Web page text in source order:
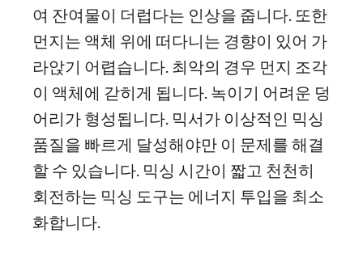
여 잔여물이 더럽다는 인상을 줍니다. 또한
먼지는 액체 위에 떠다니는 경향이 있어 가
라앉기 어렵습니다. 최악의 경우 먼지 조각
이 액체에 갇히게 됩니다. 녹이기 어려운 덩
어리가 형성됩니다. 믹서가 이상적인 믹싱
품질을 빠르게 달성해야만 이 문제를 해결
할 수 있습니다. 믹싱 시간이 짧고 천천히
회전하는 믹싱 도구는 에너지 투입을 최소
화합니다.